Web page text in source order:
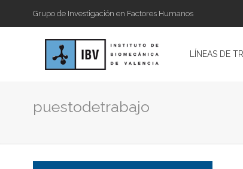
Grupo de Investigación en Factores Humanos
LÍNEAS DE
puestodetrabajo